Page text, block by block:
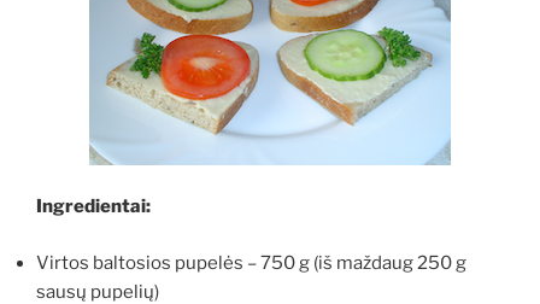
Ingredientai:
Virtos baltosios pupelės – 750 g (iš maždaug 250 g
sausų pupelių)